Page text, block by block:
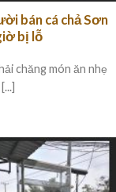
bán cá chả Sơn
bị lỗ
chăng món ăn nhẹ